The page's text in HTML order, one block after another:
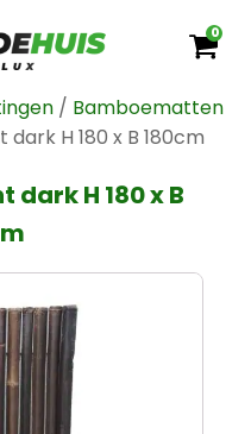
0
/ Bamboematten
H 180 x B 180cm
H 180 x B